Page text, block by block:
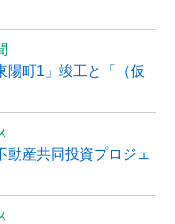
陽町1」竣工と「（仮
動産共同投資プロジェ